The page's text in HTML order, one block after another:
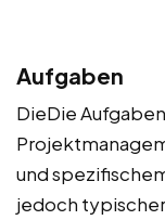
Aufgaben
DieDie
und
jedoch